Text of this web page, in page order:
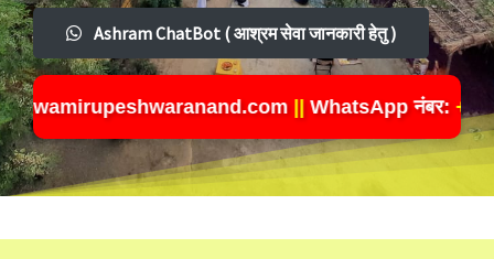
Ashram ChatBot ( आश्रम सेवा जानकारी हेतु )
||WhatsApp नंबर:+91-7607 233